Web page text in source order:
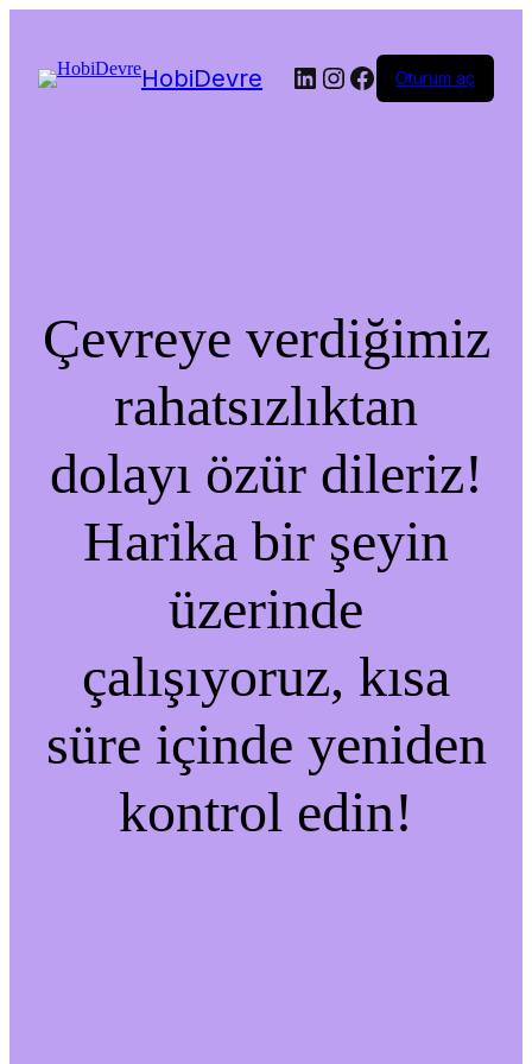
HobiDevre LinkedIn
Instagram
Facebook
Oturum aç
Çevreye verdiğimiz
rahatsızlıktan
dolayı özür dileriz!
Harika bir şeyin
üzerinde
çalışıyoruz, kısa
süre içinde yeniden
kontrol edin!